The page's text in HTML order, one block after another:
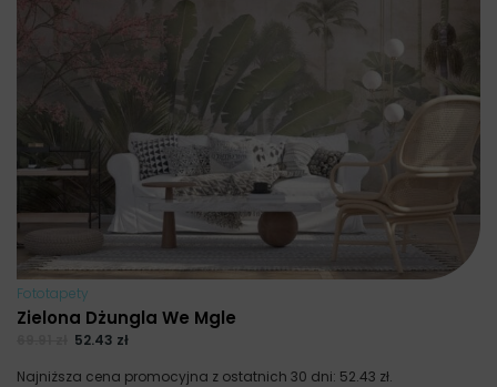
Fototapety
Zielona Dżungla We Mgle
52.43 zł
Najniższa cena promocyjna z ostatnich 30 dni: 52.43 zł.